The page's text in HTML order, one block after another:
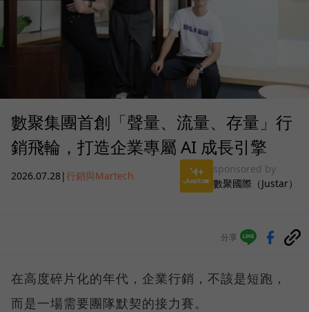
數聚集團首創「聲量、流量、存量」行
銷飛輪，打造企業專屬 AI 成長引擎
2026.07.28|行銷與Martech
sponsored by
數聚國際（Justar）
分享
在高度碎片化的年代，企業行銷，不該是短跑，
而是一場需要團隊默契的接力賽。